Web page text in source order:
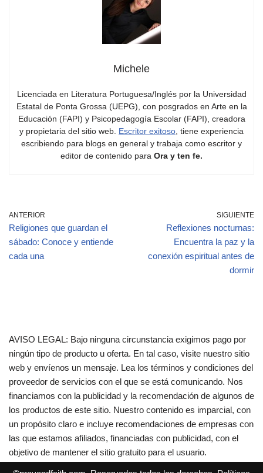
Michele
Licenciada en Literatura Portuguesa/Inglés por la Universidad
Estatal de Ponta Grossa (UEPG), con posgrados en Arte en la
Educación (FAPI) y Psicopedagogía Escolar (FAPI), creadora
y propietaria del sitio web. Escritor exitoso , tiene experiencia
escribiendo para blogs en general y trabaja como escritor y
editor de contenido para Ora y ten fe.
ANTERIOR
Religiones que guardan el
sábado: Conoce y entiende
cada una
SIGUIENTE
Reflexiones nocturnas:
Encuentra la paz y la
conexión espiritual antes de
dormir
AVISO LEGAL: Bajo ninguna circunstancia exigimos pago por
ningún tipo de producto u oferta. En tal caso, visite nuestro sitio
web y envíenos un mensaje. Lea los términos y condiciones del
proveedor de servicios con el que se está comunicando. Nos
financiamos con la publicidad y la recomendación de algunos de
los productos de este sitio. Nuestro contenido es imparcial, con
un propósito claro e incluye recomendaciones de empresas con
las que estamos afiliados, financiadas con publicidad, con el
objetivo de mantener el sitio gratuito para el usuario.